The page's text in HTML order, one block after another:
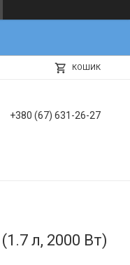
КОШИК
+380 (67) 631-26-27
л, 2000 Вт)